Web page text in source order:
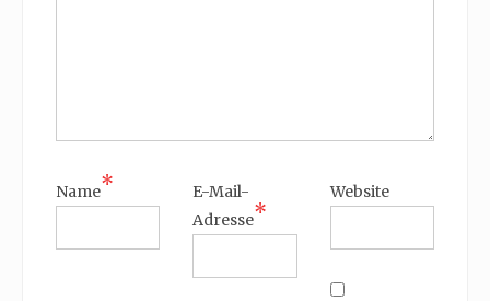
Name*
E-Mail-
Adresse*
Website